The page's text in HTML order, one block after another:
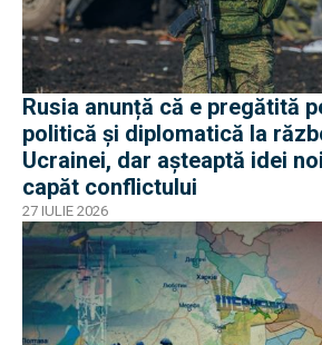
Rusia anunță că e pregătită
politică și diplomatică la
Ucrainei, dar așteaptă idei
capăt conflictului
27 IULIE 2026